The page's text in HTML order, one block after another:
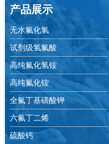
产品展示
无水氟化氢
试剂级氢氟酸
高纯氟化氢铵
高纯氟化铵
全氟丁基磺酸钾
六氟丁二烯
硫酸钙